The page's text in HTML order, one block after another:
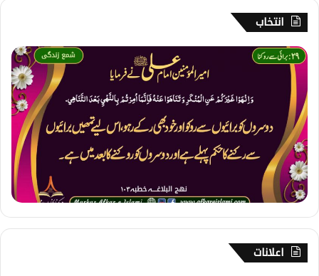
انتخاب
2
9
۔
ب
ر
ا
ئ
ی
س
ے
ر
و
ک
ن
ا
اعلانات